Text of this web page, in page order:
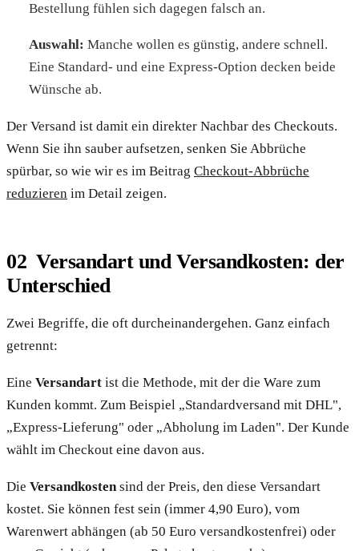
Bestellung fühlen sich dagegen falsch an.
Auswahl: Manche wollen es günstig, andere schnell.
Eine Standard- und eine Express-Option decken beide
Wünsche ab.
Der Versand ist damit ein direkter Nachbar des Checkouts.
Wenn Sie ihn sauber aufsetzen, senken Sie Abbrüche
spürbar, so wie wir es im Beitrag Checkout-Abbrüche
reduzieren im Detail zeigen.
Versandart und Versandkosten: der
Unterschied
Zwei Begriffe, die oft durcheinandergehen. Ganz einfach
getrennt:
Eine Versandart ist die Methode, mit der die Ware zum
Kunden kommt. Zum Beispiel „Standardversand mit DHL",
„Express-Lieferung" oder „Abholung im Laden". Der Kunde
wählt im Checkout eine davon aus.
Die Versandkostensind der Preis, den diese Versandart
kostet. Sie können fest sein (immer 4,90 Euro), vom
Warenwert abhängen (ab 50 Euro versandkostenfrei) oder